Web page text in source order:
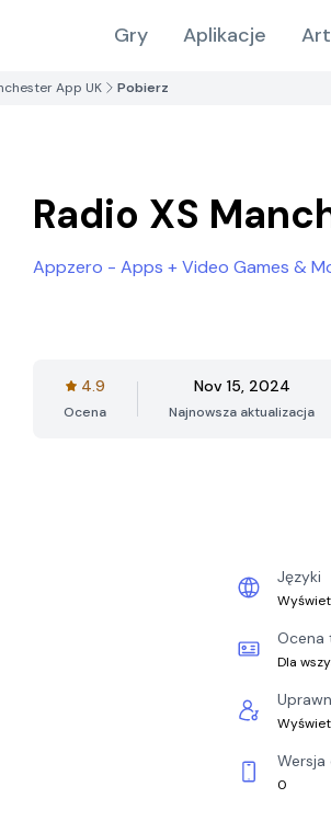
Gry Aplikacje
App UK Pobierz
Radio XS
Appzero - Apps + Video Games &
4.9
Ocena
Nov 15, 2024
Najnowsza aktualizacja
Języki
Ocena
Dla
Wersja
0